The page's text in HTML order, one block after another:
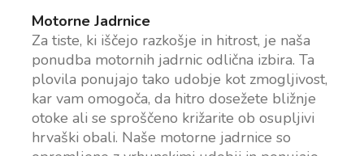
Motorne Jadrnice
Za tiste, ki iščejo razkošje in hitrost, je naša
ponudba motornih jadrnic odlična izbira. Ta
plovila ponujajo tako udobje kot zmogljivost,
kar vam omogoča, da hitro dosežete bližnje
otoke ali se sproščeno križarite ob osupljivi
hrvaški obali. Naše motorne jadrnice so